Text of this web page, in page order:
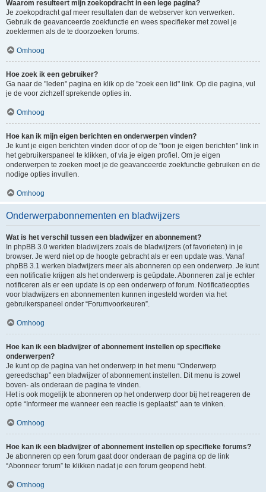
Waarom resulteert mijn zoekopdracht in een lege pagina?
Je zoekopdracht gaf meer resultaten dan de webserver kon verwerken.
Gebruik de geavanceerde zoekfunctie en wees specifieker met zowel je
zoektermen als de te doorzoeken forums.
Omhoog
Hoe zoek ik een gebruiker?
Ga naar de "leden" pagina en klik op de "zoek een lid" link. Op die pagina, vul
je de voor zichzelf sprekende opties in.
Omhoog
Hoe kan ik mijn eigen berichten en onderwerpen vinden?
Je kunt je eigen berichten vinden door of op de "toon je eigen berichten" link in
het gebruikerspaneel te klikken, of via je eigen profiel. Om je eigen
onderwerpen te zoeken moet je de geavanceerde zoekfunctie gebruiken en de
nodige opties invullen.
Omhoog
Onderwerpabonnementen en bladwijzers
Wat is het verschil tussen een bladwijzer en abonnement?
In phpBB 3.0 werkten bladwijzers zoals de bladwijzers (of favorieten) in je
browser. Je werd niet op de hoogte gebracht als er een update was. Vanaf
phpBB 3.1 werken bladwijzers meer als abonneren op een onderwerp. Je kunt
een notificatie krijgen als het onderwerp is geüpdate. Abonneren zal je echter
notificeren als er een update is op een onderwerp of forum. Notificatieopties
voor bladwijzers en abonnementen kunnen ingesteld worden via het
gebruikerspaneel onder “Forumvoorkeuren”.
Omhoog
Hoe kan ik een bladwijzer of abonnement instellen op specifieke
onderwerpen?
Je kunt op de pagina van het onderwerp in het menu “Onderwerp
gereedschap” een bladwijzer of abonnement instellen. Dit menu is zowel
boven- als onderaan de pagina te vinden.
Het is ook mogelijk te abonneren op het onderwerp door bij het reageren de
optie “Informeer me wanneer een reactie is geplaatst” aan te vinken.
Omhoog
Hoe kan ik een bladwijzer of abonnement instellen op specifieke forums?
Je abonneren op een forum gaat door onderaan de pagina op de link
“Abonneer forum” te klikken nadat je een forum geopend hebt.
Omhoog